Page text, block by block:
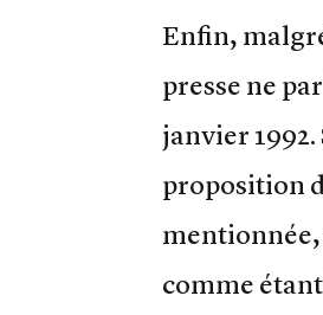
Enfin,
presse ne
janvier
proposition
mentionnée,
comme